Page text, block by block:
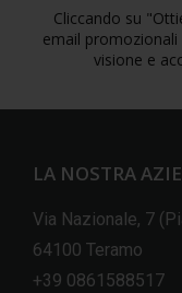
Cliccando su
email promozionali
visione e
LA NOSTRA
Via Nazionale, 7
64100 Teramo
+39 0861588517